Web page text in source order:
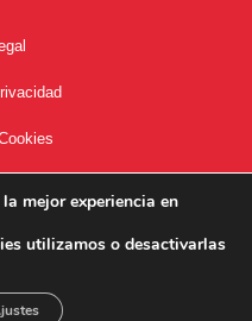
mejor experiencia en
utilizamos o desactivarlas